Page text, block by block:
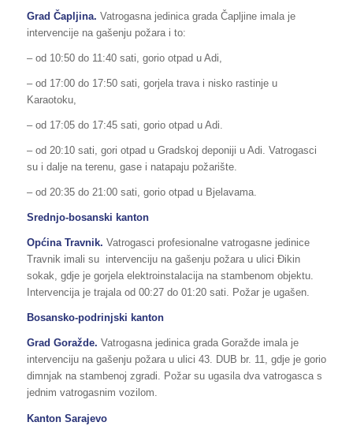
Grad Čapljina. Vatrogasna jedinica grada Čapljine imala je
intervencije na gašenju požara i to:
– od 10:50 do 11:40 sati, gorio otpad u Adi,
– od 17:00 do 17:50 sati, gorjela trava i nisko rastinje u
Karaotoku,
– od 17:05 do 17:45 sati, gorio otpad u Adi.
– od 20:10 sati, gori otpad u Gradskoj deponiji u Adi. Vatrogasci
su i dalje na terenu, gase i natapaju požarište.
– od 20:35 do 21:00 sati, gorio otpad u Bjelavama.
Srednjo-bosanski kanton
Općina Travnik. Vatrogasci profesionalne vatrogasne jedinice
Travnik imali su intervenciju na gašenju požara u ulici Đikin
sokak, gdje je gorjela elektroinstalacija na stambenom objektu.
Intervencija je trajala od 00:27 do 01:20 sati. Požar je ugašen.
Bosansko-podrinjski kanton
Grad Goražde. Vatrogasna jedinica grada Goražde imala je
intervenciju na gašenju požara u ulici 43. DUB br. 11, gdje je gorio
dimnjak na stambenoj zgradi. Požar su ugasila dva vatrogasca s
jednim vatrogasnim vozilom.
Kanton Sarajevo